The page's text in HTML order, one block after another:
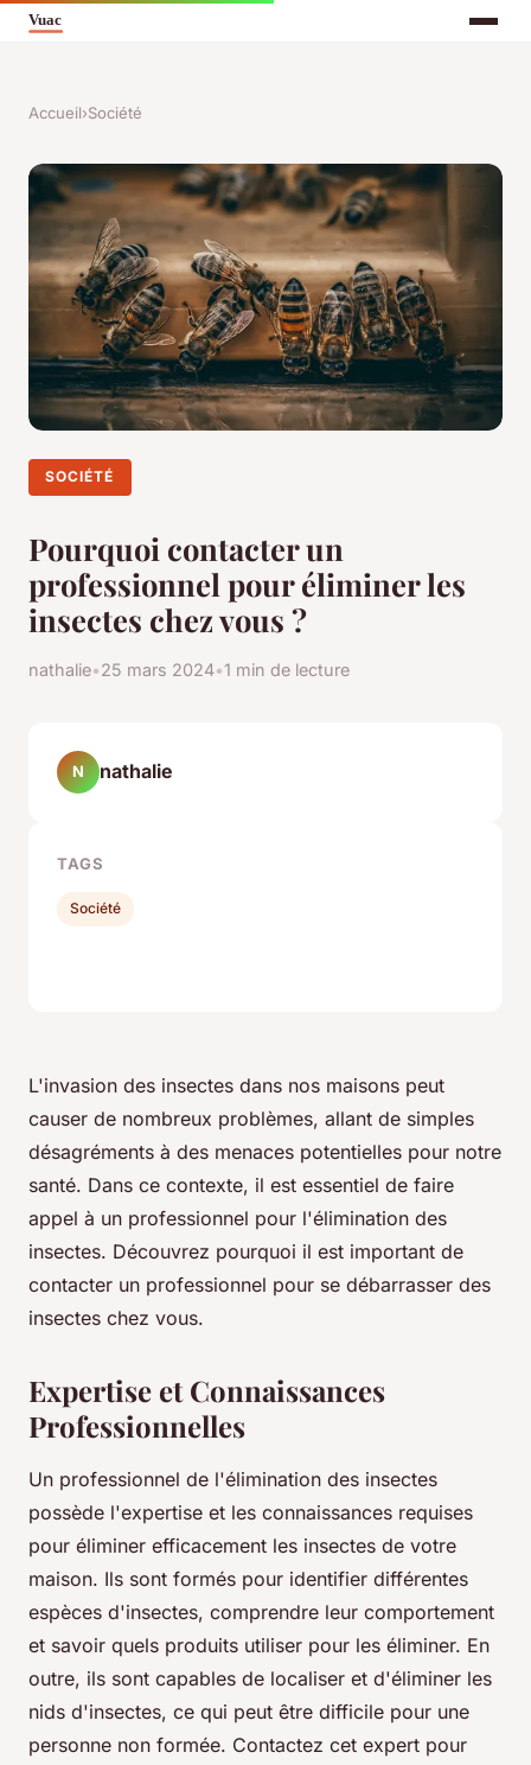
Accueil›Société
SOCIÉTÉ
Pourquoi contacter un
professionnel pour éliminer les
insectes chez vous ?
nathalie•25 mars 2024•1 min de lecture
L'invasion des insectes dans nos maisons peut
causer de nombreux problèmes, allant de simples
désagréments à des menaces potentielles pour notre
santé. Dans ce contexte, il est essentiel de faire
appel à un professionnel pour l'élimination des
insectes. Découvrez pourquoi il est important de
contacter un professionnel pour se débarrasser des
insectes chez vous.
Expertise et Connaissances
Professionnelles
Un professionnel de l'élimination des insectes
possède l'expertise et les connaissances requises
pour éliminer efficacement les insectes de votre
maison. Ils sont formés pour identifier différentes
espèces d'insectes, comprendre leur comportement
et savoir quels produits utiliser pour les éliminer. En
outre, ils sont capables de localiser et d'éliminer les
nids d'insectes, ce qui peut être difficile pour une
personne non formée. Contactez cet expert pour
N nathalie
TAGS
Société